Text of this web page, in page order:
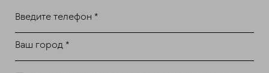
Введите телефон *
Ваш город *